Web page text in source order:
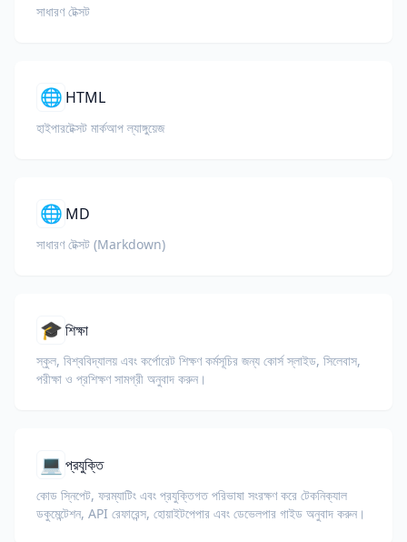
সাধারণ টেক্সট
🌐 HTML
হাইপারটেক্সট মার্কআপ ল্যাঙ্গুয়েজ
🌐 MD
সাধারণ টেক্সট (Markdown)
🎓শিক্ষা
স্কুল, বিশ্ববিদ্যালয় এবং কর্পোরেট শিক্ষণ কর্মসূচির জন্য কোর্স স্লাইড, সিলেবাস,
পরীক্ষা ও প্রশিক্ষণ সামগ্রী অনুবাদ করুন।
💻 প্রযুক্তি
কোড স্নিপেট, ফরম্যাটিং এবং প্রযুক্তিগত পরিভাষা সংরক্ষণ করে টেকনিক্যাল
ডকুমেন্টেশন, API রেফারেন্স, হোয়াইটপেপার এবং ডেভেলপার গাইড অনুবাদ করুন।